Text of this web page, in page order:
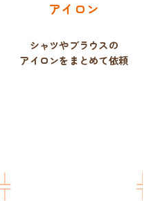
アイロン
シャツやブラウスの
アイロンをまとめて依頼